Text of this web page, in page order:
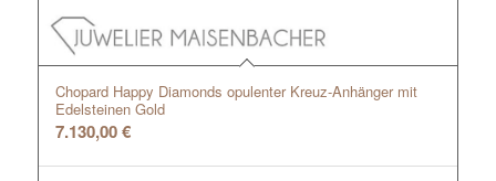
Chopard Happy Diamonds opulenter Kreuz-Anhänger mit
Edelsteinen Gold
7.130,00€